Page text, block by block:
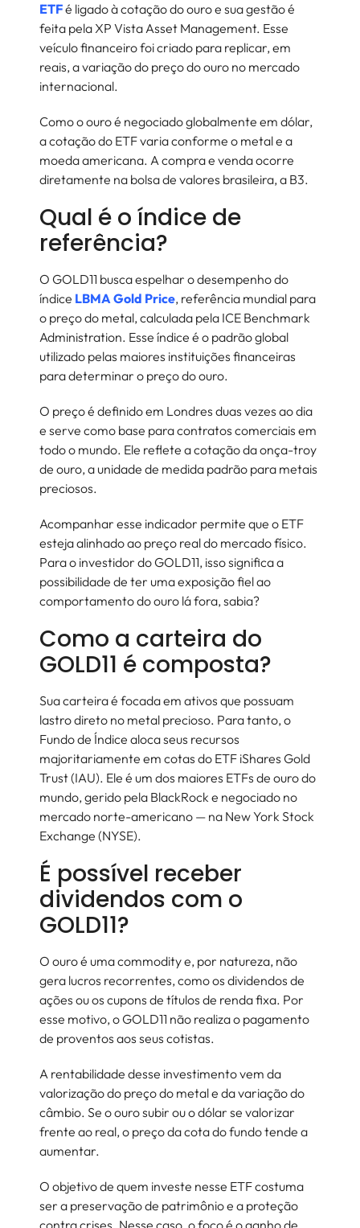
ETFé ligado à cotação do ouro e sua gestão é
feita pela XP Vista Asset Management. Esse
veículo financeiro foi criado para replicar, em
reais, a variação do preço do ouro no mercado
internacional.
Como o ouro é negociado globalmente em dólar,
a cotação do ETF varia conforme o metal e a
moeda americana. A compra e venda ocorre
diretamente na bolsa de valores brasileira, a B3.
Qual é o índice de
referência?
O GOLD11 busca espelhar o desempenho do
índice LBMA Gold Price, referência mundial para
o preço do metal, calculada pela ICE Benchmark
Administration. Esse índice é o padrão global
utilizado pelas maiores instituições financeiras
para determinar o preço do ouro.
O preço é definido em Londres duas vezes ao dia
e serve como base para contratos comerciais em
todo o mundo. Ele reflete a cotação da onça-troy
de ouro, a unidade de medida padrão para metais
preciosos.
Acompanhar esse indicador permite que o ETF
esteja alinhado ao preço real do mercado físico.
Para o investidor do GOLD11, isso significa a
possibilidade de ter uma exposição fiel ao
comportamento do ouro lá fora, sabia?
Como a carteira do
GOLD11 é composta?
Sua carteira é focada em ativos que possuam
lastro direto no metal precioso. Para tanto, o
Fundo de Índice aloca seus recursos
majoritariamente em cotas do ETF iShares Gold
Trust (IAU). Ele é um dos maiores ETFs de ouro do
mundo, gerido pela BlackRock e negociado no
mercado norte-americano — na New York Stock
Exchange (NYSE).
É possível receber
dividendos com o
GOLD11?
O ouro é uma commodity e, por natureza, não
gera lucros recorrentes, como os dividendos de
ações ou os cupons de títulos de renda fixa. Por
esse motivo, o GOLD11 não realiza o pagamento
de proventos aos seus cotistas.
A rentabilidade desse investimento vem da
valorização do preço do metal e da variação do
câmbio. Se o ouro subir ou o dólar se valorizar
frente ao real, o preço da cota do fundo tende a
aumentar.
O objetivo de quem investe nesse ETF costuma
ser a preservação de patrimônio e a proteção
contra crises. Nesse caso, o foco é o ganho de